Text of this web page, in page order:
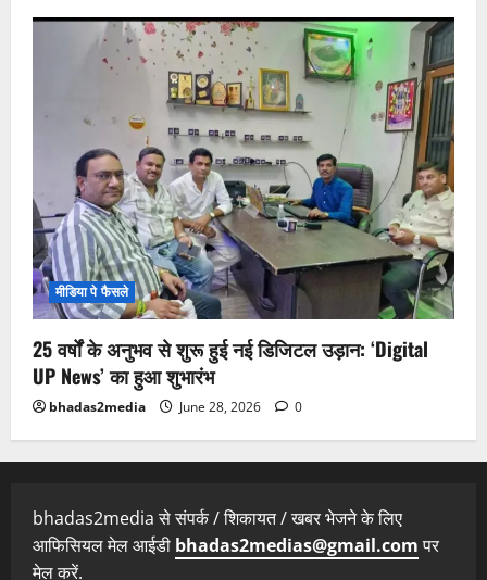
मीडिया पे फैसले
25 वर्षों के अनुभव से शुरू हुई नई डिजिटल उड़ान: ‘Digital
UP News’ का हुआ शुभारंभ
bhadas2media June 28, 2026 0
bhadas2media से संपर्क / शिकायत / खबर भेजने के लिए
आफिसियल मेल आईडी bhadas2medias@gmail.comपर
मेल करें.